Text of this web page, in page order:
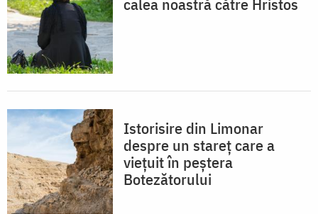
calea noastră către Hristos
Istorisire din Limonar
despre un stareț care a
viețuit în peștera
Botezătorului